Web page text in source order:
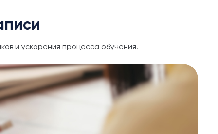
и ускорения процесса обучения.